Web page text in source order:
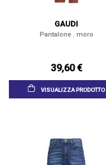
GAUDI
Pantalone . moro
39,60 €
VISUALIZZA PRODOTTO